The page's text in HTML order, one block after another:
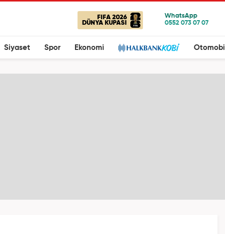
FIFA 2026
DÜNYA KUPASI
Siyaset Spor Ekonomi Otomobil